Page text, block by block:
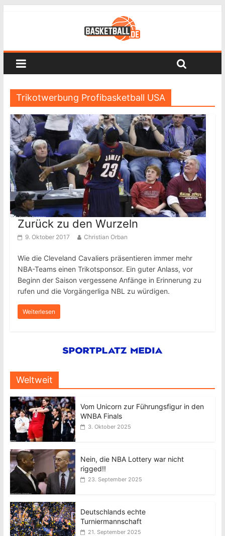
Trikotwerbung Profibasketball USA
Zurück zu den Wurzeln
9. Oktober 2017 Christian Orban
Wie die Cleveland Cavaliers präsentieren immer mehr
NBA-Teams einen Trikotsponsor. Ein guter Anlass, vor
Beginn der Saison vergessene Anfänge in Erinnerung zu
rufen und die Vorgängerliga NBL zu würdigen.
Weiterlesen
Weltweit
Vom Unicorn zur Führungsfigur in den
WNBA Finals
3. Oktober 2025
Nein, die NBA Lottery war nicht
rigged!!
23. September 2025
Deutschlands echte
Turniermannschaft
21. September 2025